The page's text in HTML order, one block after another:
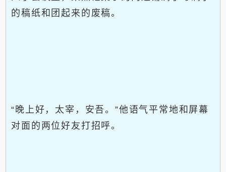
的稿纸和团起来的废稿。
“晚上好，太宰，安吾。”他语气平常地和屏幕
对面的两位好友打招呼。